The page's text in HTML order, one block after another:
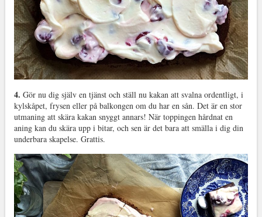
4. Gör nu dig själv en tjänst och ställ nu kakan att svalna ordentligt, i
kylskåpet, frysen eller på balkongen om du har en sån. Det är en stor
utmaning att skära kakan snyggt annars! När toppingen hårdnat en
aning kan du skära upp i bitar, och sen är det bara att smälla i dig din
underbara skapelse. Grattis.